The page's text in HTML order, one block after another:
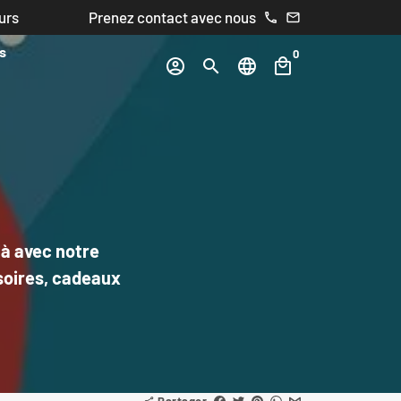
Prenez contact avec nous phone email
account_circle search language local_mall
0
avec notre
cadeaux